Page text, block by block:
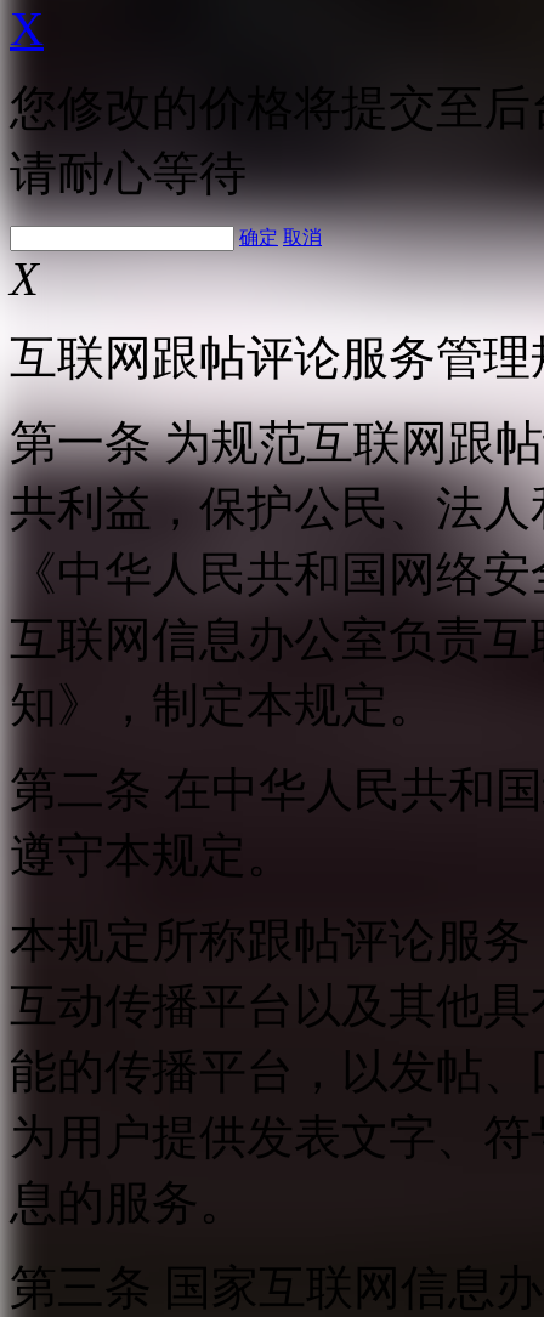
X
您修改的价格将提交至
请耐心等待
确定 取消
X
互联网跟帖评论服务管理
第一条 为规范互联网跟
共利益，保护公民、法
《中华人民共和国网络
互联网信息办公室负责
知》，制定本规定。
第二条 在中华人民共和
遵守本规定。
本规定所称跟帖评论服
互动传播平台以及其他
能的传播平台，以发帖
为用户提供发表文字、
息的服务。
第三条 国家互联网信息